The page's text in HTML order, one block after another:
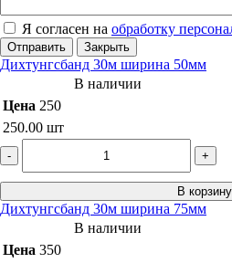
Я согласен на обработку
Отправить Закрыть
Дихтунгсбанд 30м ширина 50мм
В наличии
Цена 250
250.00 шт
- +
В корзину
Дихтунгсбанд 30м ширина 75мм
В наличии
Цена 350